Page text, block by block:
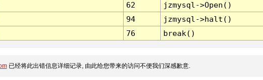
62
jzmysql->Open()
94
jzmysql->halt()
76 break()
已经将此出错信息详细记录, 由此给您带来的访问不便我们深感歉意.